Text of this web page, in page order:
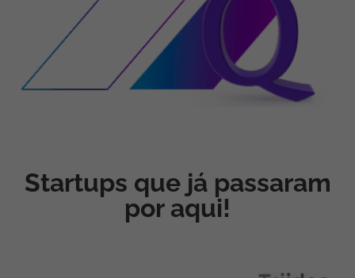
Startups que já passaram
por aqui!